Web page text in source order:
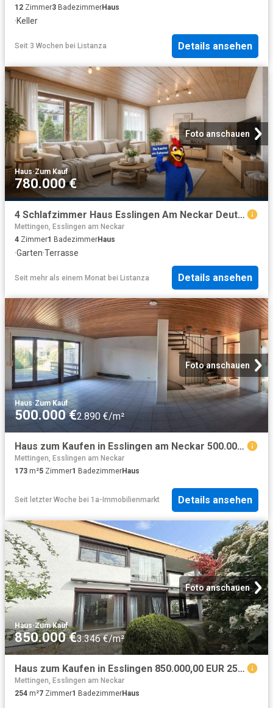
12 Zimmer3 BadezimmerHaus
·Keller
Seit 3 Wochen bei Listanza Details ansehen
Foto anschauen
Haus·Zum Kauf
780.000 €
4 Schlafzimmer Haus Esslingen Am Neckar Deutschland 101193594
Mettingen, Esslingen am Neckar
4 Zimmer1 BadezimmerHaus
·Garten·Terrasse
Seit mehr als einem Monat bei Listanza Details ansehen
Foto anschauen
Haus·Zum Kauf
500.000 €2.890 €/m²
Haus zum Kaufen in Esslingen am Neckar 500.000,00 EUR 173 m²
Mettingen, Esslingen am Neckar
173 m²5 Zimmer1 BadezimmerHaus
Seit letzter Woche bei 1a-Immobilienmarkt Details ansehen
Foto anschauen
Haus·Zum Kauf
850.000 €3.346 €/m²
Haus zum Kaufen in Esslingen 850.000,00 EUR 254.4 m²
Mettingen, Esslingen am Neckar
254 m²7 Zimmer1 BadezimmerHaus